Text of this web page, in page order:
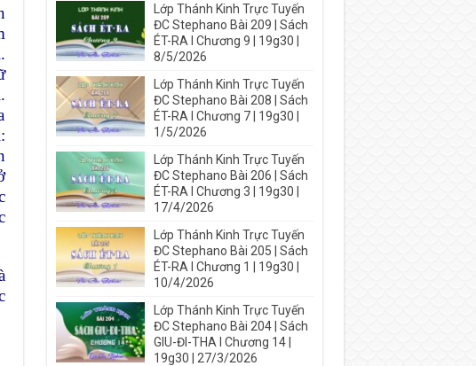
Lớp Thánh Kinh Trực Tuyến
ĐC Stephano Bài 209 | Sách
ÉT-RA I Chương 9 | 19g30 |
8/5/2026
Lớp Thánh Kinh Trực Tuyến
ĐC Stephano Bài 208 | Sách
ÉT-RA I Chương 7 | 19g30 |
1/5/2026
Lớp Thánh Kinh Trực Tuyến
ĐC Stephano Bài 206 | Sách
ÉT-RA I Chương 3 | 19g30 |
17/4/2026
Lớp Thánh Kinh Trực Tuyến
ĐC Stephano Bài 205 | Sách
ÉT-RA I Chương 1 | 19g30 |
10/4/2026
Lớp Thánh Kinh Trực Tuyến
ĐC Stephano Bài 204 | Sách
GIU-ĐI-THA I Chương 14 |
19g30 | 27/3/2026